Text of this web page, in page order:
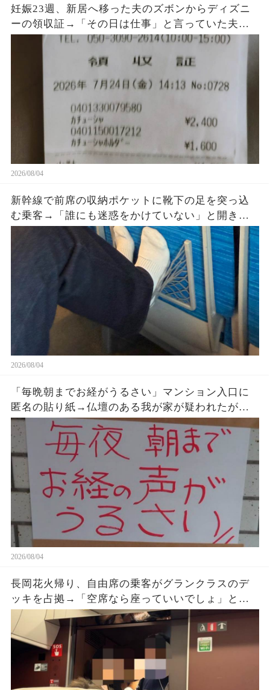
妊娠23週、新居へ移った夫のズボンからディズニ
ーの領収証→「その日は仕事」と言っていた夫に
購入品を尋ねると、LINEの時刻と説明が崩れ始め
2026/08/04
新幹線で前席の収納ポケットに靴下の足を突っ込
む乗客→「誰にも迷惑をかけていない」と開き直
った直後、車掌が座席を確認すると…
2026/08/04
「毎晩朝までお経がうるさい」マンション入口に
匿名の貼り紙→仏壇のある我が家が疑われたが、
午前2時17分の録音が示した発信源
2026/08/04
長岡花火帰り、自由席の乗客がグランクラスのデ
ッキを占拠→「空席なら座っていいでしょ」と扉
をのぞき続けた直後、車掌が乗車券を確認する
と…